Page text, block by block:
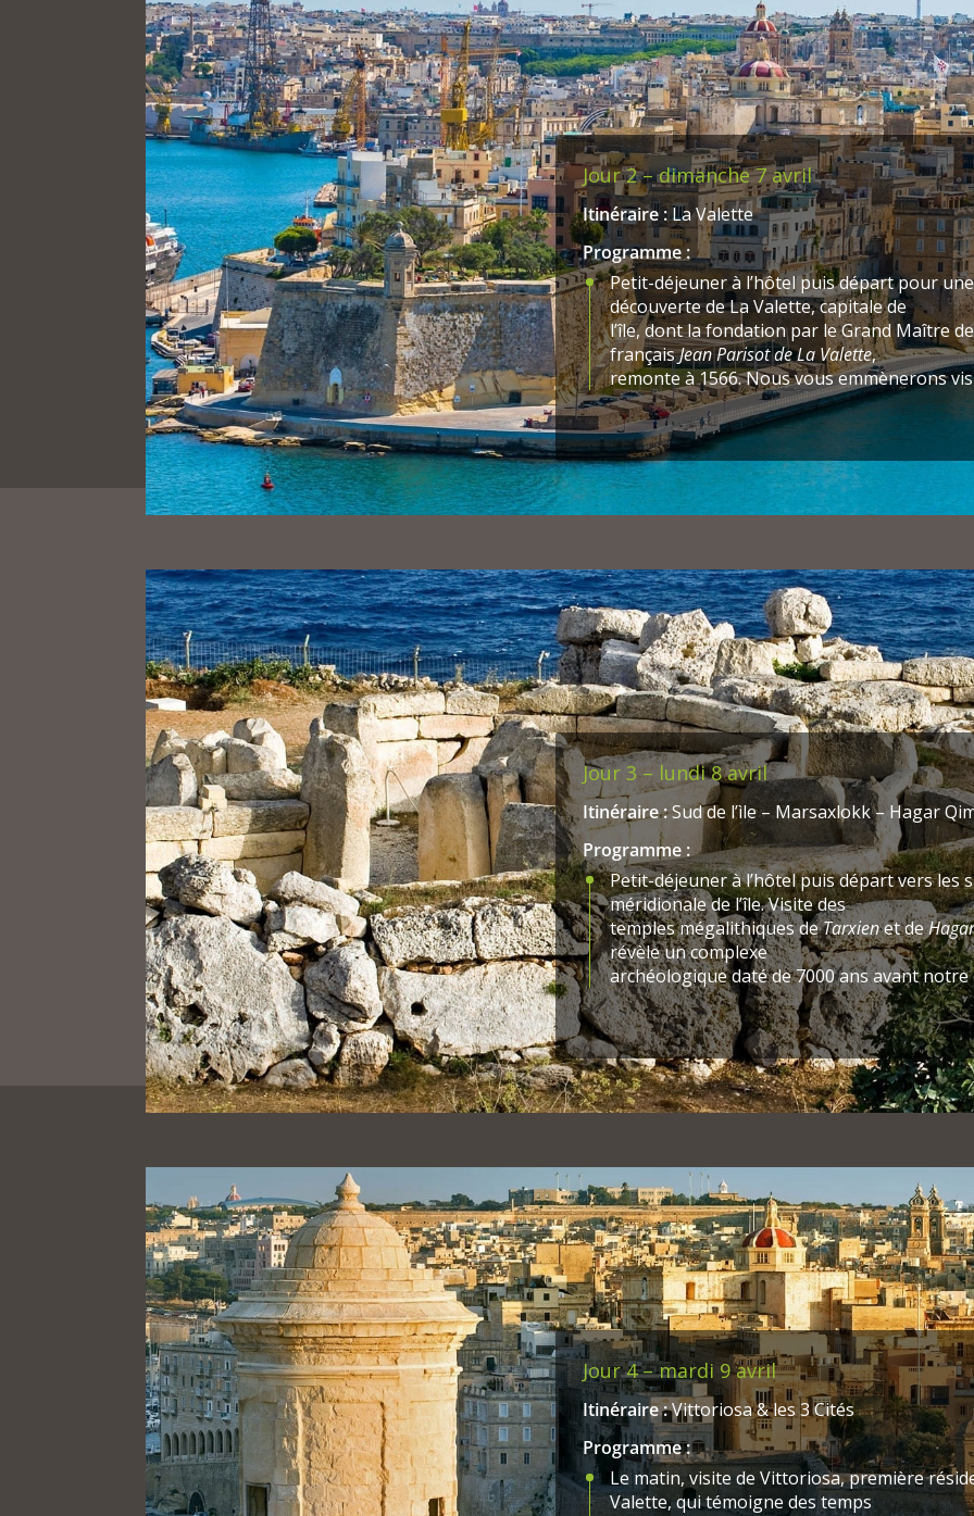
Jour 2 – dimanche 7 avril
Itinéraire :La Valette
Programme :
Petit-déjeuner à l’hôtel puis départ pour
découverte de La Valette, capitale de
l’île, dont la fondation par le Grand Maître
françaisJean Parisot de La Valette,
remonte à 1566. Nous vous emmènerons
Barakka, le ravissant théâtre Manoël
construit par le Grand Maître
en
siège de l’Ordre de Saint-Jean
pendant plus de deux siècles, la co-
église conventuelle de l’Ordre,
chef-d’oeuvre baroque avec de
Visite des Auberges des Chevaliers qui
de différentes origines, l’Auberge de
Provence qui abrite le musée national.
très typique et l’occasion de goûter
à la délicieuse cuisine maltaise, aux saveurs
influences siciliennes et orientales.
Visite du théâtre en bord de mer avec
relate l’histoire de l’île et sa
géologie. Une excellente introduction à la
documentaire historique vraiment
Jour 3 – lundi 8 avril
Itinéraire :Sud de l’ìle – Marsaxlokk – Hagar
Programme :
Petit-déjeuner à l’hôtel puis départ vers les
méridionale de l’île. Visite des
temples mégalithiques deTarxienet de
révèle un complexe
archéologique daté de 7000 ans avant
mégalithique le plus ancien au monde.
Les archéologues s’interrogent d’ailleurs
civilisation très avancée pour l’époque,
dont les traces s’arrêtent à 5000 ans avant
admis que c’est vraisemblablement
pour des raisons climatiques que les
répétée et en raison de l’absence de sources
Après la visite des temples, continuation
facultative en bateau avec les
pêcheurs locaux jusqu’au site marin de la
surplombant des fonds turquoises.
(balade en bateau possible si conditions
Continuation de l’excursion jusqu’au village
(prononcer marsachlok) et déjeuner en
terrasse sur les quais du délicieux port de
Julian’s dans l’après-midi.
Jour 4 – mardi 9 avril
Itinéraire :Vittoriosa & les 3 Cités
Programme :
Le matin, visite de Vittoriosa, première
Valette, qui témoigne des temps